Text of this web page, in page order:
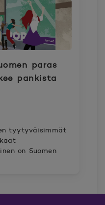
paras
pankista
tyytyväisimmät
on Suomen